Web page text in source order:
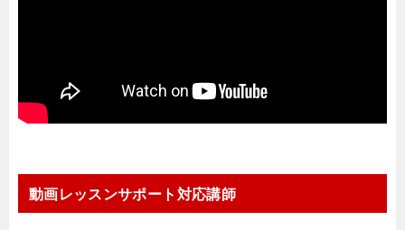
動画レッスンサポート対応講師